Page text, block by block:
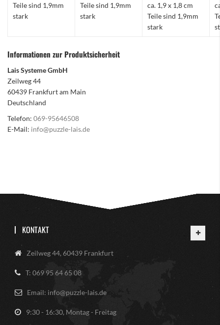
Teile sind 1,9mm
stark
Teile sind 1,9mm
stark
ca. 1,9 x 1,8 cm
Teile sind 1,9mm
stark
Informationen zur Produktsicherheit
Lais Systeme GmbH
Zeilweg 44
60439 Frankfurt am Main
Deutschland
Telefon: 069-95646508
E-Mail: info@puzzle-lais.de
KONTAKT
Zeilweg 44, 60439 Frankfurt
T: 069 95 64 65 08
Email: info@puzzle-lais.de
9:30 - 16:30, Montag - Freitag